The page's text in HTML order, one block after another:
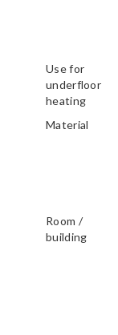
Use for
underfloor
heating
Material
Room /
building